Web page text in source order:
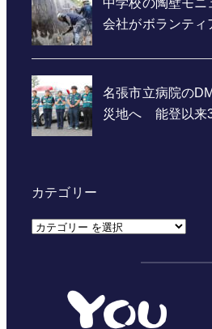
カテゴリー
カ